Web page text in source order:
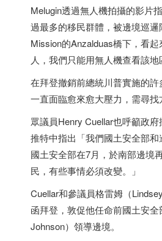
Melugin透過無人機拍攝的影片
過最多的移民群體，被邊境巡邏
Mission的Anzalduas橋下，看
人，我們只能用無人機查看該地
在拜登撤銷前總統川普實施的
一直面臨愈來愈大壓力，需尋
眾議員Henry Cuellar也呼籲政
推特中指出「我們國土安全部
國土安全部在7月，於南部邊境
民，有些事情必須改變。」
Cuellar和參議員格雷姆（
函拜登，敦促他任命前國土安
Johnson）領導邊境。